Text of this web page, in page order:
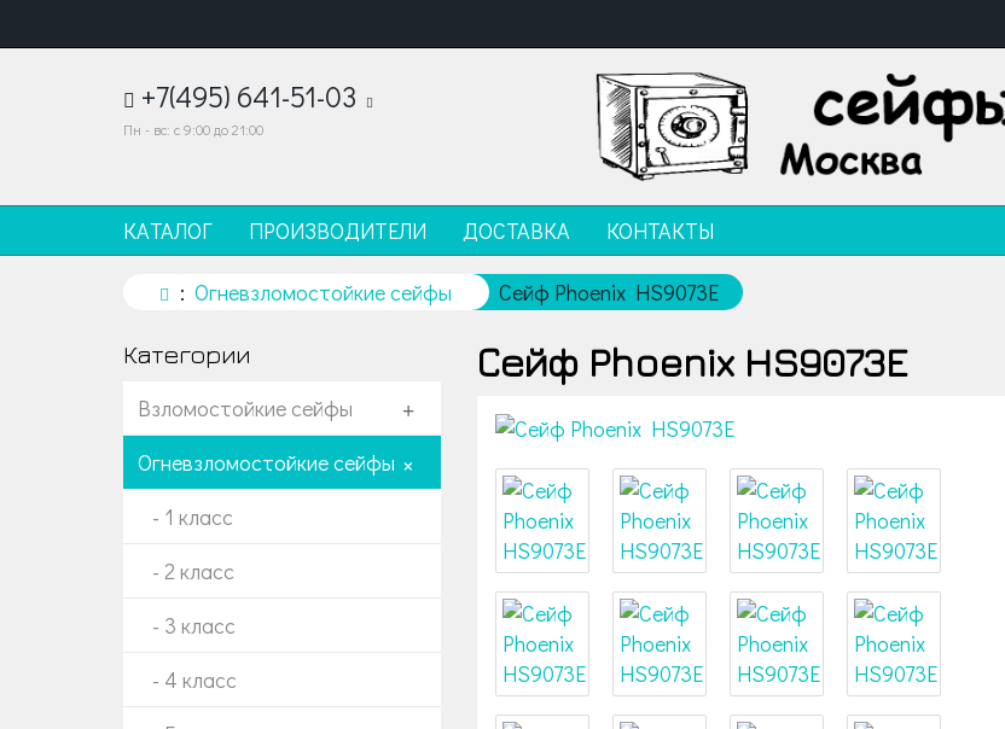
+7(495) 641-51-03
Пн - вс: с 9:00 до 21:00
КАТАЛОГ ПРОИЗВОДИТЕЛИ ДОСТАВКА КОНТАКТЫ
Огневзломостойкие сейфы Сейф Phoenix HS9073E
Категории
Взломостойкие сейфы +
Огневзломостойкие сейфы +
- 1 класс
- 2 класс
- 3 класс
- 4 класс
Сейф Phoenix HS9073E